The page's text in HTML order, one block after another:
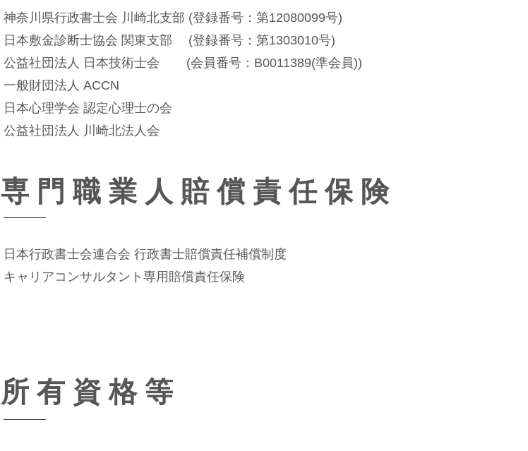
神奈川県行政書士会 川崎北支部 (登録番号：第12080099号)
日本敷金診断士協会 関東支部 (登録番号：第1303010号)
公益社団法人 日本技術士会 (会員番号：B0011389(準会員))
一般財団法人 ACCN
日本心理学会 ​ ​認定心理士の会
公益社団法人 川崎北法人会
専 門 職 業 人 賠 償 責 任 保 険
日本行政書士会連合会 行政書士賠償責任補償制度
キャリアコンサルタント専用賠償責任保険
所 有 資 格 等